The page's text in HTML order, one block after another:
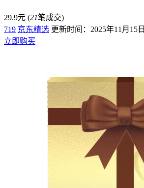
29.9元 (21笔成交)
719 京东精选 更新时间：2025年11月15日
立即购买